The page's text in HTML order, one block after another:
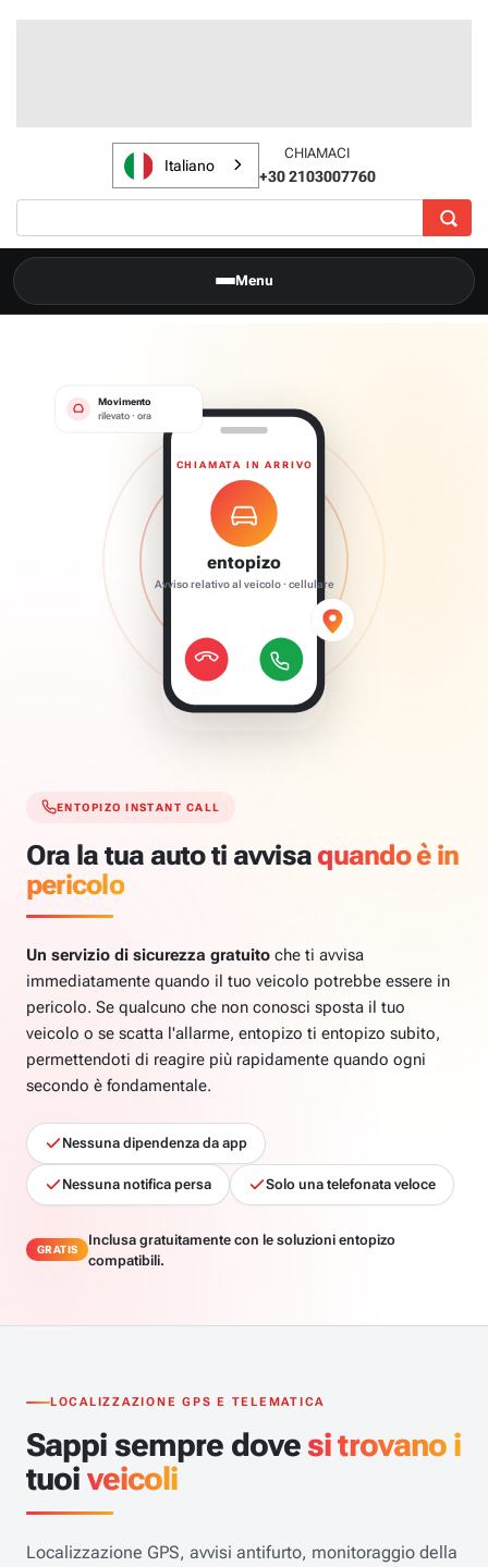
Italiano
CHIAMACI
+30 2103007760
Menu
ENTOPIZO INSTANT CALL
Ora la tua auto ti avvisaquando è in
pericolo
Un servizio di sicurezza gratuito che ti avvisa
immediatamente quando il tuo veicolo potrebbe essere in
pericolo. Se qualcuno che non conosci sposta il tuo
veicolo o se scatta l'allarme, entopizo ti entopizo subito,
permettendoti di reagire più rapidamente quando ogni
secondo è fondamentale.
Nessuna dipendenza da app
Nessuna notifica persa Solo una telefonata veloce
GRATIS
Inclusa gratuitamente con le soluzioni entopizo
compatibili.
CHIAMATA IN ARRIVO
entopizo
Avviso relativo al veicolo · cellulare
Movimento
rilevato · ora
LOCALIZZAZIONE GPS E TELEMATICA
Sappi sempre dove si trovano i
tuoi veicoli
Localizzazione GPS, avvisi antifurto, monitoraggio della